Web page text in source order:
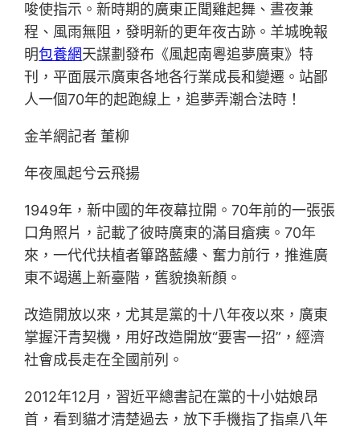
唆使指示。新時期的廣東正聞雞起舞、晝夜兼
程、風雨無阻，發明新的更年夜古跡。羊城晚報
明包養網天謀劃發布《風起南粵追夢廣東》特
刊，平面展示廣東各地各行業成長和變遷。站鄙
人一個70年的起跑線上，追夢弄潮合法時！
金羊網記者 董柳
年夜風起兮云飛揚
1949年，新中國的年夜幕拉開。70年前的一張張
口角照片，記載了彼時廣東的滿目瘡痍。70年
來，一代代扶植者篳路藍縷、奮力前行，推進廣
東不竭邁上新臺階，舊貌換新顏。
改造開放以來，尤其是黨的十八年夜以來，廣東
掌握汗青契機，用好改造開放“要害一招”，經濟
社會成長走在全國前列。
2012年12月，習近平總書記在黨的十小姑娘昂
首，看到貓才清楚過去，放下手機指了指桌八年